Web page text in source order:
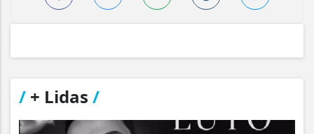
/ + Lidas /